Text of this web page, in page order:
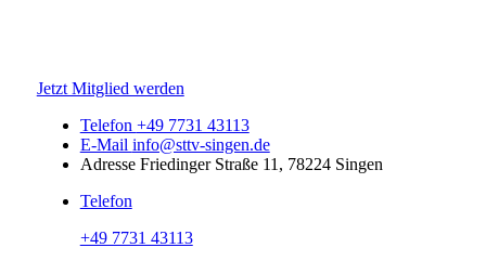
Jetzt Mitglied werden
Telefon +49 7731 43113
E-Mail info@sttv-singen.de
Adresse Friedinger Straße 11, 78224 Singen
Telefon
+49 7731 43113